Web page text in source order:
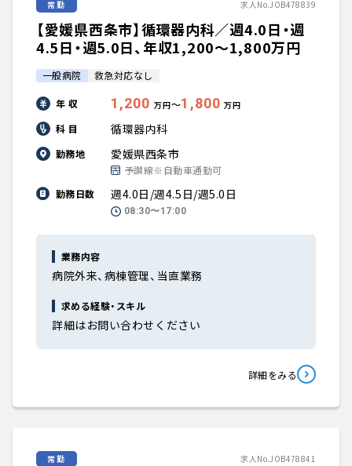
常勤 求人No.JOB478839
【愛媛県西条市】循環器内科／週4.0日・週
4.5日・週5.0日、年収1,200〜1,800万円
一般病院 救急対応なし
年 収 1,200 万円〜1,800 万円
科 目 循環器内科
勤務地 愛媛県西条市
予讃線※自動車通勤可
勤務日数
週4.0日/週4.5日/週5.0日
08:30〜17:00
業務内容
病院外来、病棟管理、当直業務
求める経験・スキル
詳細はお問い合わせください
詳細をみる
常勤 求人No.JOB478841